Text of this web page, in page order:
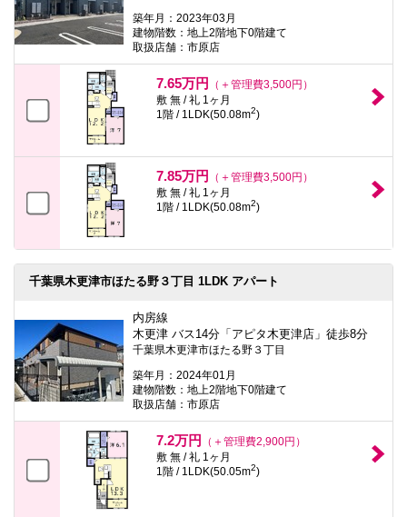
築年月：2023年03月
建物階数：地上2階地下0階建て
取扱店舗：市原店
7.65万円
（＋管理費3,500円）
敷 無 / 礼 1ヶ月
1階 / 1LDK(50.08m2)
7.85万円
（＋管理費3,500円）
敷 無 / 礼 1ヶ月
1階 / 1LDK(50.08m2)
千葉県木更津市ほたる野３丁目 1LDK アパート
内房線
木更津 バス14分「アピタ木更津店」徒歩8分
千葉県木更津市ほたる野３丁目
築年月：2024年01月
建物階数：地上2階地下0階建て
取扱店舗：市原店
7.2万円
（＋管理費2,900円）
敷 無 / 礼 1ヶ月
1階 / 1LDK(50.05m2)